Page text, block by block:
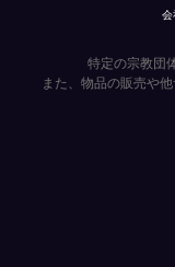
会
特定の宗教団
また、物品の販売や